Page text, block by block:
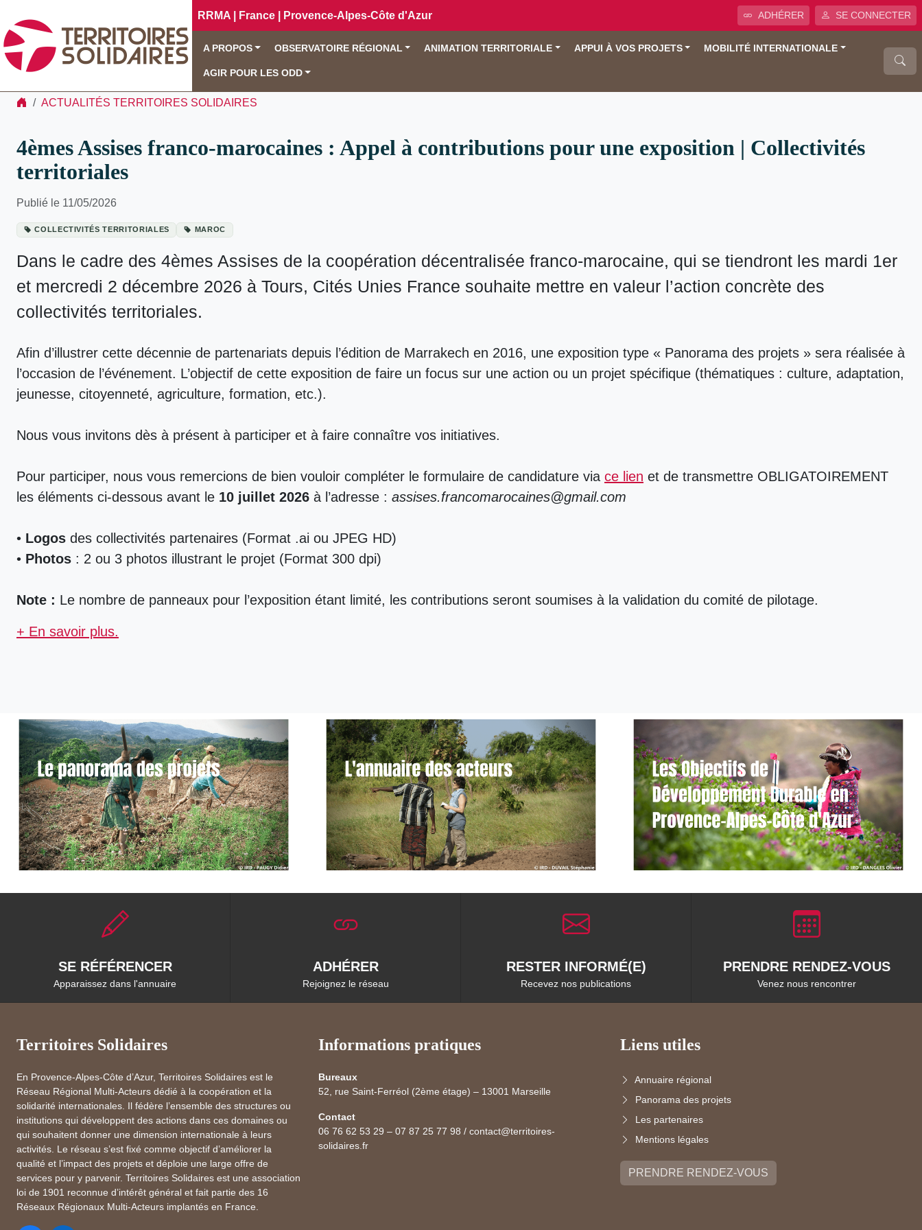
RRMA | France | Provence-Alpes-Côte d'Azur ADHÉRER SE CONNECTER
A PROPOS OBSERVATOIRE RÉGIONAL ANIMATION TERRITORIALE APPUI À VOS PROJETS MOBILITÉ INTERNATIONALE
AGIR POUR LES ODD
ACTUALITÉS TERRITOIRES SOLIDAIRES
4èmes Assises franco-marocaines : Appel à contributions pour une exposition | Collectivités
territoriales
Publié le 11/05/2026
COLLECTIVITÉS TERRITORIALES MAROC
Dans le cadre des 4èmes Assises de la coopération décentralisée franco-marocaine, qui se tiendront les mardi 1er
et mercredi 2 décembre 2026 à Tours, Cités Unies France souhaite mettre en valeur l’action concrète des
collectivités territoriales.
Afin d’illustrer cette décennie de partenariats depuis l’édition de Marrakech en 2016, une exposition type « Panorama des projets » sera réalisée à
l’occasion de l’événement. L’objectif de cette exposition de faire un focus sur une action ou un projet spécifique (thématiques : culture, adaptation,
jeunesse, citoyenneté, agriculture, formation, etc.).
Nous vous invitons dès à présent à participer et à faire connaître vos initiatives.
Pour participer, nous vous remercions de bien vouloir compléter le formulaire de candidature via ce lien et de transmettre OBLIGATOIREMENT
les éléments ci-dessous avant le 10 juillet 2026 à l’adresse : assises.francomarocaines@gmail.com
• Logos des collectivités partenaires (Format .ai ou JPEG HD)
• Photos : 2 ou 3 photos illustrant le projet (Format 300 dpi)
Note : Le nombre de panneaux pour l’exposition étant limité, les contributions seront soumises à la validation du comité de pilotage.
+ En savoir plus.
SE RÉFÉRENCER
Apparaissez dans l'annuaire
ADHÉRER
Rejoignez le réseau
RESTER INFORMÉ(E)
Recevez nos publications
PRENDRE RENDEZ-VOUS
Venez nous rencontrer
Territoires Solidaires
En Provence-Alpes-Côte d’Azur, Territoires Solidaires est le
Réseau Régional Multi-Acteurs dédié à la coopération et la
solidarité internationales. Il fédère l’ensemble des structures ou
institutions qui développent des actions dans ces domaines ou
qui souhaitent donner une dimension internationale à leurs
activités. Le réseau s’est fixé comme objectif d’améliorer la
qualité et l’impact des projets et déploie une large offre de
services pour y parvenir. Territoires Solidaires est une association
loi de 1901 reconnue d’intérêt général et fait partie des 16
Réseaux Régionaux Multi-Acteurs implantés en France.
Informations pratiques
Bureaux
52, rue Saint-Ferréol (2ème étage) – 13001 Marseille
Contact
06 76 62 53 29 – 07 87 25 77 98 / contact@territoires-
solidaires.fr
Liens utiles
Annuaire régional
Panorama des projets
Les partenaires
Mentions légales
PRENDRE RENDEZ-VOUS